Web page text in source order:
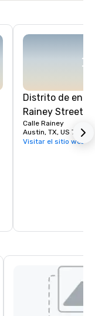
Distrito de
Rainey Street
Calle Rainey
Austin, TX, US 78701
Visitar el sitio web